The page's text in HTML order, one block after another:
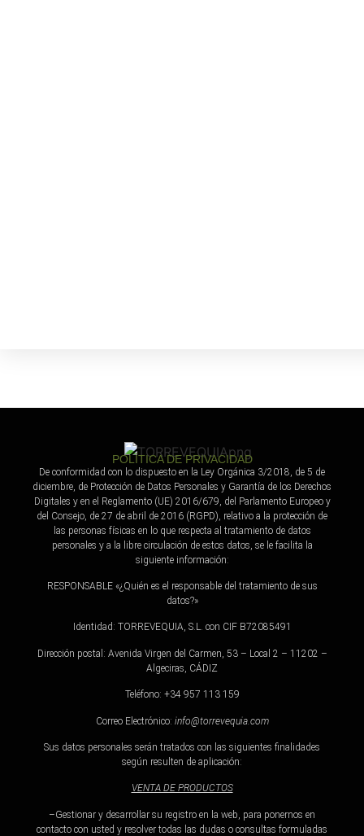
POLÍTICA DE PRIVACIDAD
De conformidad con lo dispuesto en la Ley Orgánica 3/2018, de 5 de
diciembre, de Protección de Datos Personales y Garantía de los Derechos
Digitales y en el Reglamento (UE) 2016/679, del Parlamento Europeo y
del Consejo, de 27 de abril de 2016 (RGPD), relativo a la protección de
las personas físicas en lo que respecta al tratamiento de datos
personales y a la libre circulación de estos datos, se le facilita la
siguiente información:
RESPONSABLE «¿Quién es el responsable del tratamiento de sus
datos?»
Identidad: TORREVEQUIA, S.L. con CIF B72085491
Dirección postal: Avenida Virgen del Carmen, 53 – Local 2 – 11202 –
Algeciras, CÁDIZ
Teléfono: +34 957 113 159
Correo Electrónico: info@torrevequia.com
Sus datos personales serán tratados con las siguientes finalidades
según resulten de aplicación:
VENTA DE PRODUCTOS
–Gestionar y desarrollar su registro en la web, para ponernos en
contacto con usted y resolver todas las dudas o consultas formuladas